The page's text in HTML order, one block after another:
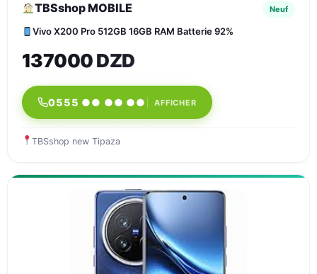
TBSshop MOBILE Neuf
Vivo X200 Pro 512GB 16GB RAM Batterie 92%
137000 DZD
0555 ●● ●● ●● AFFICHER
TBSshop new Tipaza